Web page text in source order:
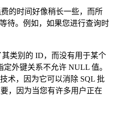
的时间好像稍长一些，而所
待。例如，如果您进行查询时
类别的 ID，而没有用于某个
外键关系不允许 NULL 值。
术，因为它可以消除 SQL 批
，因为当您有许多用户正在